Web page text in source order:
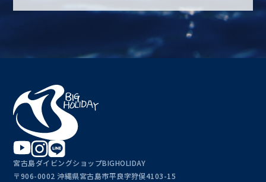
宮古島ダイビングショップBIGHOLIDAY
〒906-0002 沖縄県宮古島市平良字狩俣4103-15